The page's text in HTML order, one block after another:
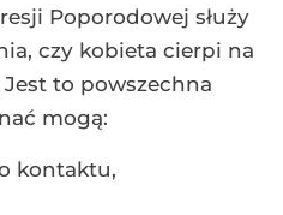
Poporodowej służy
czy kobieta cierpi na
to powszechna
mogą:
kontaktu,